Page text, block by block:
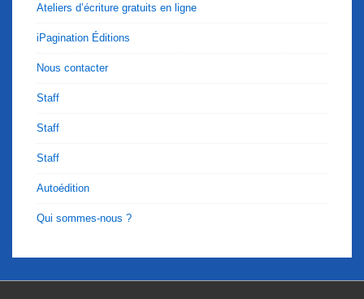
Ateliers d’écriture gratuits en ligne
iPagination Éditions
Nous contacter
Staff
Staff
Staff
Autoédition
Qui sommes-nous ?